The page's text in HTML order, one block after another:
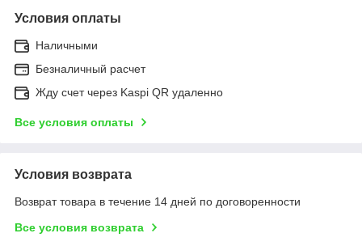
Условия оплаты
Наличными
Безналичный расчет
Жду счет через Kaspi QR удаленно
Все условия оплаты
Условия возврата
Возврат товара в течение 14 дней по договоренности
Все условия возврата